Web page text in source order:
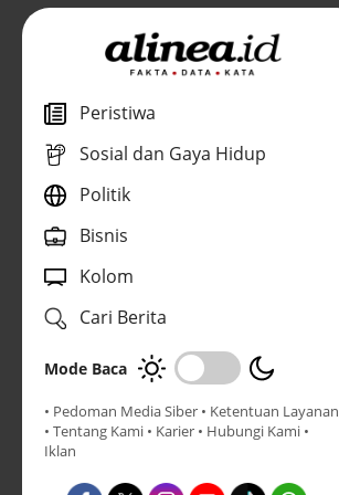
Peristiwa
Sosial dan Gaya Hidup
Politik
Bisnis
Kolom
Cari Berita
Mode Baca
• Pedoman Media Siber • Ketentuan Layanan
• Tentang Kami • Karier • Hubungi Kami •
Iklan